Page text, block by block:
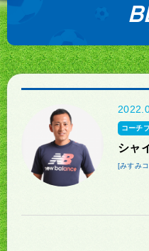
コーチ
シャ
[みすみ